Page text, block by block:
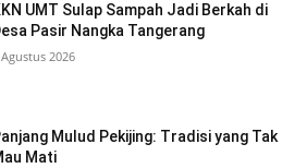
UMT Sulap Sampah Jadi Berkah di
Pasir Nangka Tangerang
2026
Mulud Pekijing: Tradisi yang Tak
Mati